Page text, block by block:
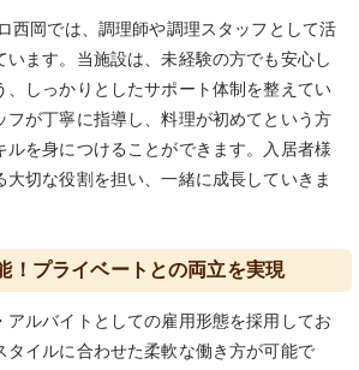
西岡では、調理師や調理スタッフとして活
います。当施設は、未経験の方でも安心し
、しっかりとしたサポート体制を整えてい
フが丁寧に指導し、料理が初めてという方
ルを身につけることができます。入居者様
切な役割を担い、一緒に成長していきま
！プライベートとの両立を実現
アルバイトとしての雇用形態を採用してお
タイルに合わせた柔軟な働き方が可能で